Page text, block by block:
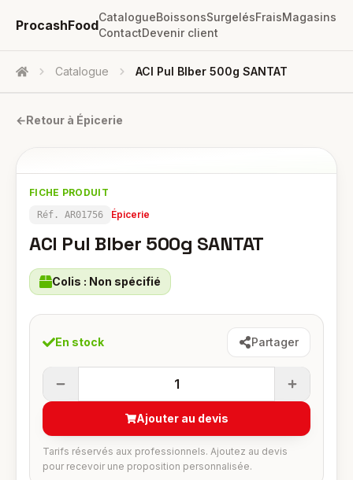
ProcashFood
CatalogueBoissonsSurgelésFraisMagasins
ContactDevenir client
Accueil Catalogue ACI Pul BIber 500g SANTAT
←Retour à Épicerie
FICHE PRODUIT
Réf. AR01756 Épicerie
ACI Pul BIber 500g SANTAT
Colis : Non spécifié
En stock Partager
1
Ajouter au devis
Tarifs réservés aux professionnels. Ajoutez au devis
pour recevoir une proposition personnalisée.